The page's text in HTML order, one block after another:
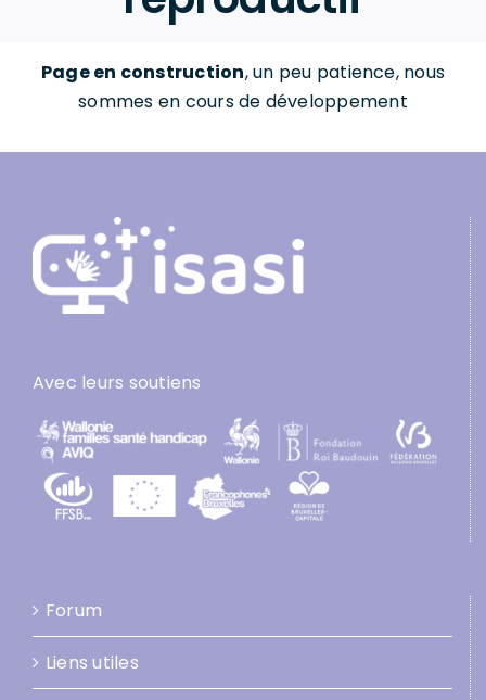
Page en construction, un peu patience, nous
sommes en cours de développement
Avec leurs soutiens
Forum
Liens utiles